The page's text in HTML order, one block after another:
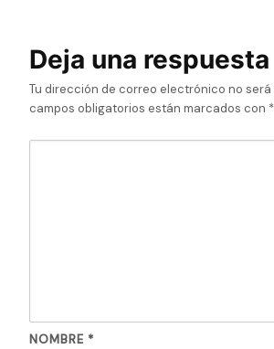
Deja una respuesta
Tu dirección de correo electrónico no será
campos obligatorios están marcados con *
NOMBRE *